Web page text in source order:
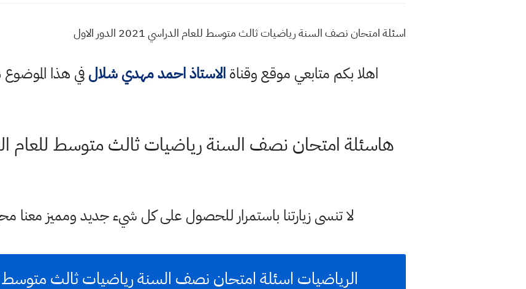
اسئلة امتحان نصف السنة رياضيات ثالث متوسط للعام الدراسي 2021 الدور الاول
اهلا بكم متابعي موقع وقناةالاستاذ احمد مهدي شلالفي هذا
هاسئلة امتحان نصف السنة رياضيات ثالث متوسط للعام الدراسي 2021
لا تنسى زيارتنا باستمرار للحصول على كل شيء جديد ومميز معنا
الرياضيات اسئلة امتحان نصف السنة رياضيات ثالث متوسط